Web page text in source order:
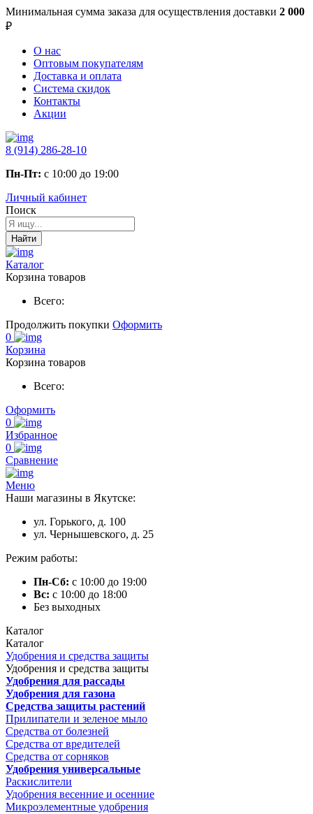
Минимальная сумма заказа для осуществления доставки 2 000
₽
О нас
Оптовым покупателям
Доставка и оплата
Система скидок
Контакты
Акции
8 (914) 286-28-10
Пн-Пт: с 10:00 до 19:00
Личный кабинет
Поиск
Найти
Каталог
Корзина товаров
Всего:
Продолжить покупки Оформить
0
Корзина
Корзина товаров
Всего:
Оформить
0
Избранное
0
Сравнение
Меню
Наши магазины в Якутске:
ул. Горького, д. 100
ул. Чернышевского, д. 25
Режим работы:
Пн-Сб: с 10:00 до 19:00
Вс: с 10:00 до 18:00
Без выходных
Каталог
Каталог
Удобрения и средства защиты
Удобрения и средства защиты
Удобрения для рассады
Удобрения для газона
Средства защиты растений
Прилипатели и зеленое мыло
Средства от болезней
Средства от вредителей
Средства от сорняков
Удобрения универсальные
Раскислители
Удобрения весенние и осенние
Микроэлементные удобрения